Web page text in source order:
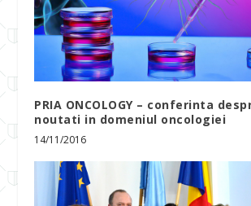
PRIA ONCOLOGY – conferinta
noutati in domeniul oncologiei
14/11/2016